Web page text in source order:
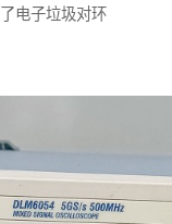
电子垃圾对环